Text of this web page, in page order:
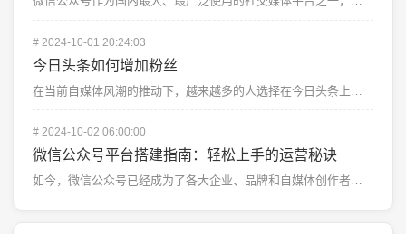
# 2024-10-01 20:24:03
今日头条如何增加粉丝
# 2024-10-02 06:00:00
微信公众号平台搭建指南：轻松上手的运营秘诀
如今，微信公众号已经成为了各大企业、品牌和自媒体创作者的重要推广渠道。微信拥有庞大的用户群体，微信公...